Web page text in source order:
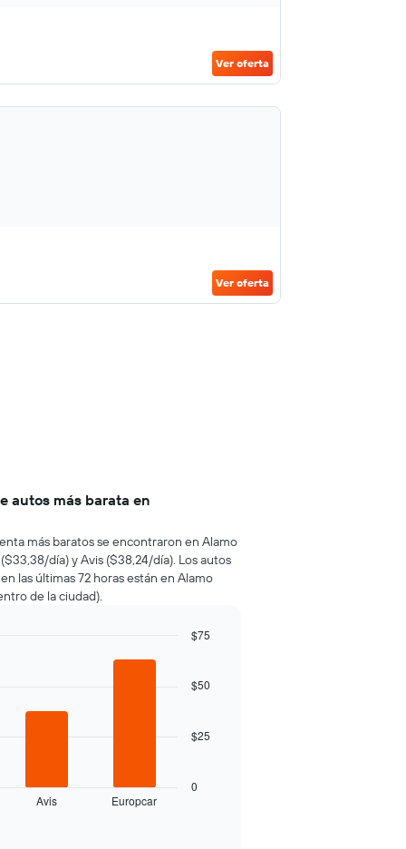
Ver oferta
Ver oferta
autos más barata en
más baratos se encontraron en Alamo
día) y Avis ($38,24/día). Los autos
las últimas 72 horas están en Alamo
de la ciudad).
Avis Europcar
0
$25
$50
$75